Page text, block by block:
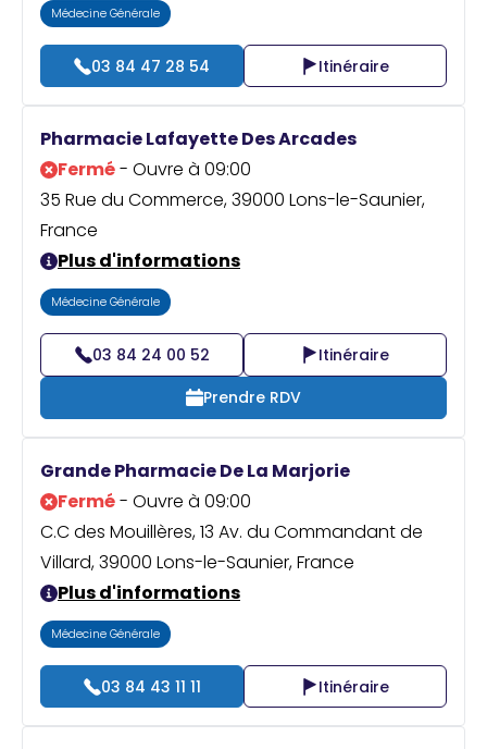
Médecine Générale
03 84 47 28 54 Itinéraire
Pharmacie Lafayette Des Arcades
Fermé- Ouvre à 09:00
35 Rue du Commerce, 39000 Lons-le-Saunier,
France
Plus d'informations
Médecine Générale
03 84 24 00 52
Itinéraire
Prendre RDV
Grande Pharmacie De La Marjorie
Fermé- Ouvre à 09:00
C.C des Mouillères, 13 Av. du Commandant de
Villard, 39000 Lons-le-Saunier, France
Plus d'informations
Médecine Générale
03 84 43 11 11 Itinéraire